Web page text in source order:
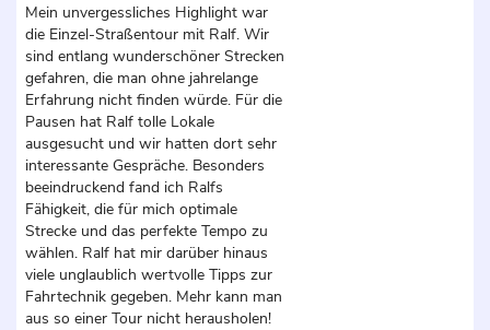
Mein unvergessliches Highlight war
die Einzel-Straßentour mit Ralf. Wir
sind entlang wunderschöner Strecken
gefahren, die man ohne jahrelange
Erfahrung nicht finden würde. Für die
Pausen hat Ralf tolle Lokale
ausgesucht und wir hatten dort sehr
interessante Gespräche. Besonders
beeindruckend fand ich Ralfs
Fähigkeit, die für mich optimale
Strecke und das perfekte Tempo zu
wählen. Ralf hat mir darüber hinaus
viele unglaublich wertvolle Tipps zur
Fahrtechnik gegeben. Mehr kann man
aus so einer Tour nicht herausholen!